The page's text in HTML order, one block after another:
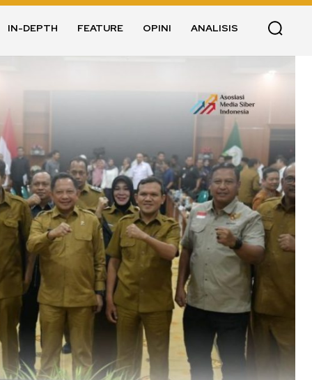
IN-DEPTH FEATURE OPINI ANALISIS